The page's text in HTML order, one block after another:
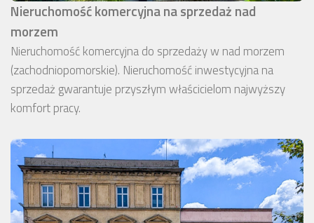
Nieruchomość komercyjna na sprzedaż nad
morzem
Nieruchomość komercyjna do sprzedaży w nad morzem
(zachodniopomorskie). Nieruchomość inwestycyjna na
sprzedaż gwarantuje przyszłym właścicielom najwyższy
komfort pracy.